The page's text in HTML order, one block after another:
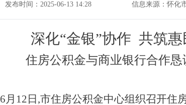
发布时间：2025-06-13 14:28 信息来源：怀化
深化“金银”协作 共筑惠
住房公积金与商业银行合作恳
6月12日 ,市住房公积金中心组织召开住